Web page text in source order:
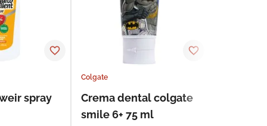
spray
Colgate
Crema dental colgate
smile 6+ 75 ml